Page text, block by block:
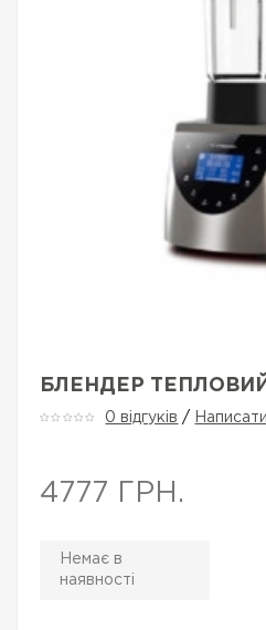
БЛЕНДЕР ТЕПЛОВИЙ
0 відгуків /
4777 ГРН.
Немає в
наявності